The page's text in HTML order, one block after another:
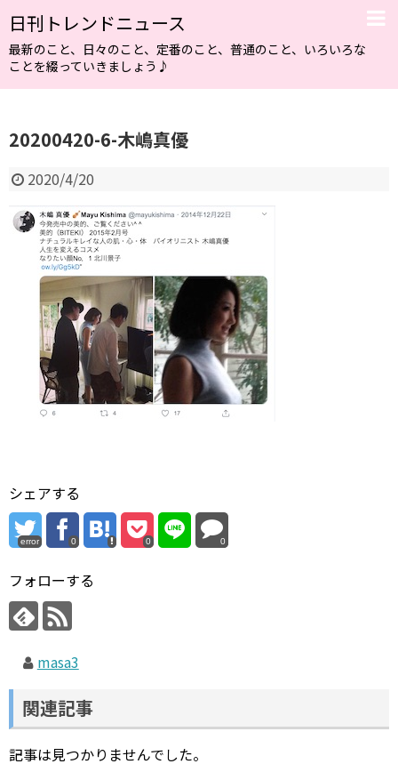
日刊トレンドニュース
最新のこと、日々のこと、定番のこと、普通のこと、いろいろな
ことを綴っていきましょう♪
20200420-6-木嶋真優
2020/4/20
シェアする
error 0 0 0
フォローする
masa3
関連記事
記事は見つかりませんでした。